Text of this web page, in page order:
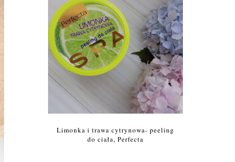
Limonka i trawa cytrynowa- peeling
do ciała, Perfecta